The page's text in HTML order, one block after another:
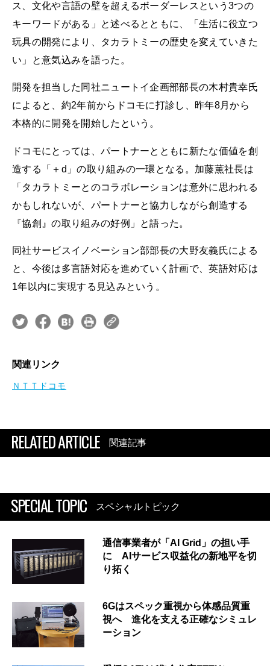
ス、文化や言語の壁を超えるボーダーレスという3つの
キーワードがある」と述べるとともに、「生活に役立つ
玩具の開発により、タカラトミーの歴史を変えていきた
い」と意気込みを語った。
開発を担当した同社ニュートイ企画部部長の木村貴幸氏
によると、約2年前からドコモに打診し、昨年8月から
本格的に開発を開始したという。
ドコモにとっては、パートナーとともに新たな価値を創
造する「＋d」の取り組みの一環となる。加藤薫社長は
「タカラトミーとのコラボレーションは意外に思われる
かもしれないが、パートナーと協力しながら創造する
『協創』の取り組みの好例」と語った。
同社サービスイノベーション部部長の大野友義氏による
と、今後は多言語対応を進めていく計画で、英語対応は
1年以内に実現する見込みという。
関連リンク
ＮＴＴドコモ
RELATED ARTICLE 関連記事
SPECIAL TOPIC スペシャルトピック
通信事業者が「AI Grid」の担い手
に AIサービス収益化の新地平を切
り拓く
6Gはスペック重視から体感品質重
視へ 進化を支える正確なシミュレ
ーション